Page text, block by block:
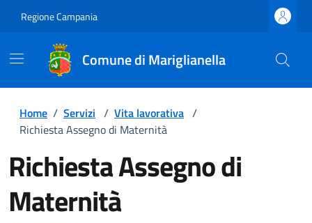
Regione Campania
Comune di Mariglianella
Home / Servizi / Vita lavorativa /
Richiesta Assegno di Maternità
Richiesta Assegno di
Maternità